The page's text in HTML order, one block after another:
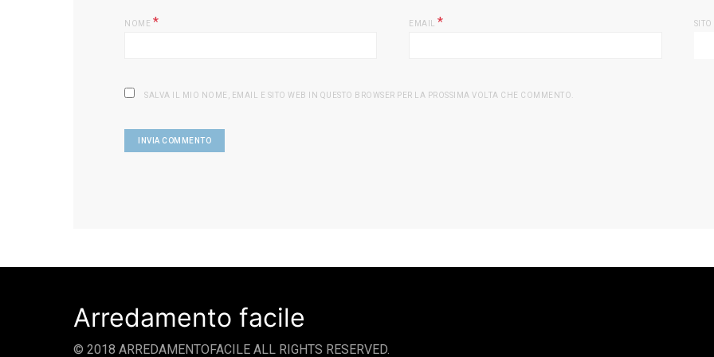
NOME * EMAIL *
SALVA IL MIO NOME, EMAIL E SITO WEB IN QUESTO BROWSER PER LA PROSSIMA VOLTA CHE COMMENTO.
Arredamento facile
© 2018 ARREDAMENTOFACILE ALL RIGHTS RESERVED.